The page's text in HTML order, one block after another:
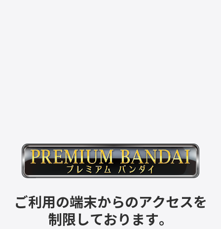
ご利用の端末からのアクセスを
制限しております。